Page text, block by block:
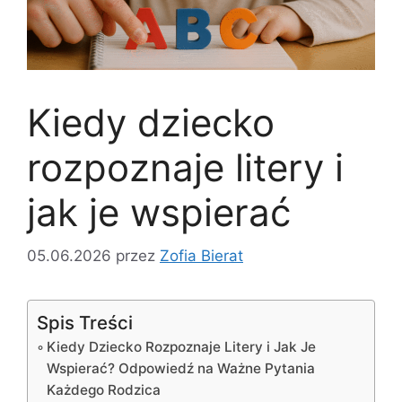
Kiedy dziecko
rozpoznaje litery i
jak je wspierać
05.06.2026 przez Zofia Bierat
Spis Treści
Kiedy Dziecko Rozpoznaje Litery i Jak Je
Wspierać? Odpowiedź na Ważne Pytania
Każdego Rodzica